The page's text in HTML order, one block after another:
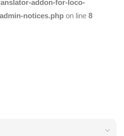
addon-for-loco-
notices.php on line 8